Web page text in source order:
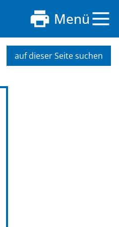
Menü
auf dieser Seite suchen